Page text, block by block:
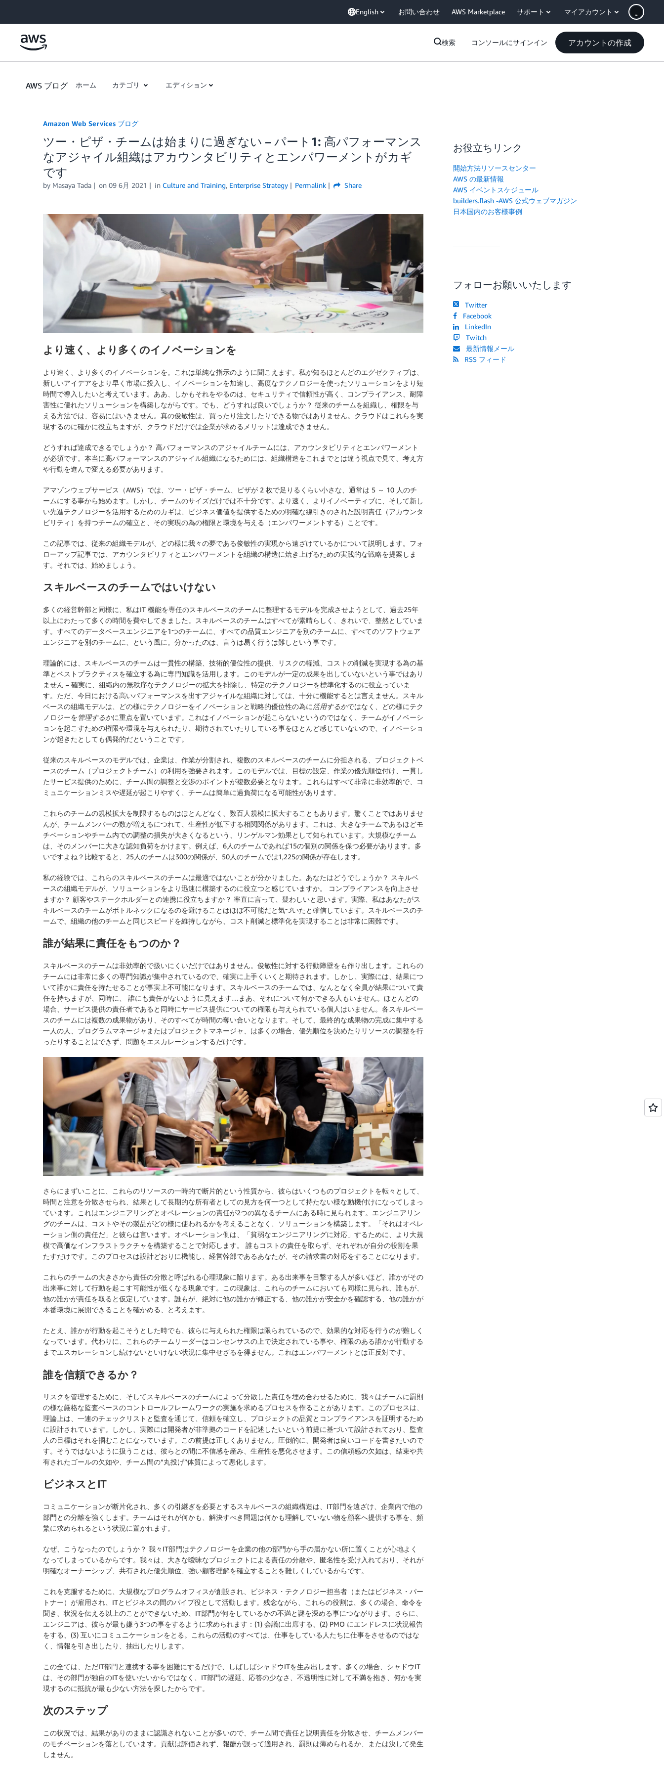
English お問い合わせ AWS Marketplace サポート マイアカウント
検索 コンソールにサインイン アカウントの作成
AWS ブログ ホーム カテゴリ エディション
Amazon Web Services ブログ
ツー・ピザ・チームは始まりに過ぎない – パート1: 高パフォーマンス
なアジャイル組織はアカウンタビリティとエンパワーメントがカギ
です
by Masaya Tada on 09 6月 2021 in Culture and Training, Enterprise Strategy Permalink Share
より速く、より多くのイノベーションを
より速く、より多くのイノベーションを。これは単純な指示のように聞こえます。私が知るほとんどのエグゼクティブは、
新しいアイデアをより早く市場に投入し、イノベーションを加速し、高度なテクノロジーを使ったソリューションをより短
時間で導入したいと考えています。ああ、しかもそれをやるのは、セキュリティで信頼性が高く、コンプライアンス、耐障
害性に優れたソリューションを構築しながらです。でも、どうすれば良いでしょうか？ 従来のチームを組織し、権限を与
える方法では、容易にはいきません。真の俊敏性は、買ったり注文したりできる物ではありません。クラウドはこれらを実
現するのに確かに役立ちますが、クラウドだけでは企業が求めるメリットは達成できません。
どうすれば達成できるでしょうか？ 高パフォーマンスのアジャイルチームには、アカウンタビリティとエンパワーメント
が必須です。本当に高パフォーマンスのアジャイル組織になるためには、組織構造をこれまでとは違う視点で見て、考え方
や行動を進んで変える必要があります。
アマゾンウェブサービス（AWS）では、ツー・ピザ・チーム、ピザが 2 枚で足りるくらい小さな、通常は 5 ～ 10 人のチ
ームにする事から始めます。しかし、チームのサイズだけでは不十分です。より速く、よりイノベーティブに、そして新し
い先進テクノロジーを活用するためのカギは、ビジネス価値を提供するための明確な線引きのされた説明責任（アカウンタ
ビリティ）を持つチームの確立と、その実現の為の権限と環境を与える（エンパワーメントする）ことです。
この記事では、従来の組織モデルが、どの様に我々の夢である俊敏性の実現から遠ざけているかについて説明します。フォ
ローアップ記事では、アカウンタビリティとエンパワーメントを組織の構造に焼き上げるための実践的な戦略を提案しま
す。それでは、始めましょう。
スキルベースのチームではいけない
多くの経営幹部と同様に、私はIT 機能を専任のスキルベースのチームに整理するモデルを完成させようとして、過去25年
以上にわたって多くの時間を費やしてきました。スキルベースのチームはすべてが素晴らしく、きれいで、整然としていま
す。すべてのデータベースエンジニアを1つのチームに、すべての品質エンジニアを別のチームに、すべてのソフトウェア
エンジニアを別のチームに、という風に。分かったのは、言うは易く行うは難しという事です。
理論的には、スキルベースのチームは一貫性の構築、技術的優位性の提供、リスクの軽減、コストの削減を実現する為の基
準とベストプラクティスを確立する為に専門知識を活用します。このモデルが一定の成果を出していないという事ではあり
ません – 確実に、組織内の無秩序なテクノロジーの拡大を排除し、特定のテクノロジーを標準化するのに役立っていま
す。ただ、今日における高いパフォーマンスを出すアジャイルな組織に対しては、十分に機能するとは言えません。スキル
ベースの組織モデルは、どの様にテクノロジーをイノベーションと戦略的優位性の為に 活用するかではなく、どの様にテク
ノロジーを管理するかに重点を置いています。これはイノベーションが起こらないというのではなく、チームがイノベーシ
ョンを起こすための権限や環境を与えられたり、期待されていたりしている事をほとんど感じていないので、イノベーショ
ンが起きたとしても偶発的だということです。
従来のスキルベースのモデルでは、企業は、作業が分割され、複数のスキルベースのチームに分担される、プロジェクトベ
ースのチーム（プロジェクトチーム）の利用を強要されます。このモデルでは、目標の設定、作業の優先順位付け、一貫し
たサービス提供のために、チーム間の調整と交渉のポイントが複数必要となります。これらはすべて非常に非効率的で、コ
ミュニケーションミスや遅延が起こりやすく、チームは簡単に過負荷になる可能性があります。
これらのチームの規模拡大を制限するものはほとんどなく、数百人規模に拡大することもあります。驚くことではありませ
んが、チームメンバーの数が増えるにつれて、生産性が低下する相関関係があります。これは、大きなチームであるほどモ
チベーションやチーム内での調整の損失が大きくなるという、リンゲルマン効果として知られています。大規模なチーム
は、そのメンバーに大きな認知負荷をかけます。例えば、6人のチームであれば15の個別の関係を保つ必要があります。多
いですよね？比較すると、25人のチームは300の関係が、50人のチームでは1,225の関係が存在します。
私の経験では、これらのスキルベースのチームは最適ではないことが分かりました。あなたはどうでしょうか？ スキルベ
ースの組織モデルが、ソリューションをより迅速に構築するのに役立つと感じていますか。 コンプライアンスを向上させ
ますか？ 顧客やステークホルダーとの連携に役立ちますか？ 率直に言って、疑わしいと思います。実際、私はあなたがス
キルベースのチームがボトルネックになるのを避けることはほぼ不可能だと気づいたと確信しています。スキルベースのチ
ームで、組織の他のチームと同じスピードを維持しながら、コスト削減と標準化を実現することは非常に困難です。
誰が結果に責任をもつのか？
スキルベースのチームは非効率的で扱いにくいだけではありません。俊敏性に対する行動障壁をも作り出します。これらの
チームには非常に多くの専門知識が集中されているので、確実に上手くいくと期待されます。しかし、実際には、結果につ
いて誰かに責任を持たせることが事実上不可能になります。スキルベースのチームでは、なんとなく全員が結果について責
任を持ちますが、同時に、 誰にも責任がないように見えます…まあ、それについて何かできる人もいません。ほとんどの
場合、サービス提供の責任者であると同時にサービス提供についての権限も与えられている個人はいません。各スキルベー
スのチームには複数の成果物があり、そのすべてが時間の奪い合いとなります。そして、最終的な成果物の完成に集中する
一人の人、プログラムマネージャまたはプロジェクトマネージャ、は多くの場合、優先順位を決めたりリソースの調整を行
ったりすることはできず、問題をエスカレーションするだけです。
さらにまずいことに、これらのリソースの一時的で断片的という性質から、彼らはいくつものプロジェクトを転々として、
時間と注意を分散させられ、結果として長期的な所有者としての見方を何一つとして持たない様な動機付けになってしまっ
ています。これはエンジニアリングとオペレーションの責任が2つの異なるチームにある時に見られます。エンジニアリン
グのチームは、コストやその製品がどの様に使われるかを考えることなく、ソリューションを構築します。「それはオペレ
ーション側の責任だ」と彼らは言います。オペレーション側は、「貧弱なエンジニアリングに対応」するために、より大規
模で高価なインフラストラクチャを構築することで対応します。 誰もコストの責任を取らず、それぞれが自分の役割を果
たすだけです。このプロセスは設計どおりに機能し、経営幹部であるあなたが、その請求書の対応をすることになります。
これらのチームの大きさから責任の分散と呼ばれる心理現象に陥ります。ある出来事を目撃する人が多いほど、誰かがその
出来事に対して行動を起こす可能性が低くなる現象です。この現象は、これらのチームにおいても同様に見られ、誰もが、
他の誰かが責任を取ると仮定しています。誰もが、絶対に他の誰かが修正する、他の誰かが安全かを確認する、他の誰かが
本番環境に展開できることを確かめる、と考えます。
たとえ、誰かが行動を起こそうとした時でも、彼らに与えられた権限は限られているので、効果的な対応を行うのが難しく
なっています。代わりに、これらのチームリーダーはコンセンサスの上で決定されている事や、権限のある誰かが行動する
までエスカレーションし続けないといけない状況に集中せざるを得ません。これはエンパワーメントとは正反対です。
誰を信頼できるか？
リスクを管理するために、そしてスキルベースのチームによって分散した責任を埋め合わせるために、我々はチームに罰則
の様な厳格な監査ベースのコントロールフレームワークの実施を求めるプロセスを作ることがあります。このプロセスは、
理論上は、一連のチェックリストと監査を通じて、信頼を確立し、プロジェクトの品質とコンプライアンスを証明するため
に設計されています。しかし、実際には開発者が非準拠のコードを記述したいという前提に基づいて設計されており、監査
人の目標はそれを掴むことになっています。この前提は正しくありません。圧倒的に、開発者は良いコードを書きたいので
す。そうではないように扱うことは、彼らとの間に不信感を産み、生産性を悪化させます。この信頼感の欠如は、結束や共
有されたゴールの欠如や、チーム間の”丸投げ”体質によって悪化します。
ビジネスとIT
コミュニケーションが断片化され、多くの引継ぎを必要とするスキルベースの組織構造は、IT部門を遠ざけ、企業内で他の
部門との分離を強くします。チームはそれが何かも、解決すべき問題は何かも理解していない物を顧客へ提供する事を、頻
繁に求められるという状況に置かれます。
なぜ、こうなったのでしょうか？ 我々IT部門はテクノロジーを企業の他の部門から手の届かない所に置くことが心地よく
なってしまっているからです。我々は、大きな曖昧なプロジェクトによる責任の分散や、匿名性を受け入れており、それが
明確なオーナーシップ、共有された優先順位、強い顧客理解を確立することを難しくしているからです。
これを克服するために、大規模なプログラムオフィスが創設され、ビジネス・テクノロジー担当者（またはビジネス・パー
トナー）が雇用され、ITとビジネスの間のパイプ役として活動します。残念ながら、これらの役割は、多くの場合、命令を
聞き、状況を伝える以上のことができないため、IT部門が何をしているかの不満と謎を深める事につながります。さらに、
エンジニアは、彼らが最も嫌う3つの事をするように求められます：(1) 会議に出席する、(2) PMO にエンドレスに状況報告
をする、(3) 互いにコミュニケーションをとる。これらの活動のすべては、仕事をしている人たちに仕事をさせるのではな
く、情報を引き出したり、抽出したりします。
この全ては、ただIT部門と連携する事を困難にするだけで、しばしばシャドウITを生み出します。多くの場合、シャドウIT
は、その部門が独自のITを使いたいからではなく、IT部門の遅延、応答の少なさ、不透明性に対して不満を抱き、何かを実
現するのに抵抗が最も少ない方法を探したからです。
次のステップ
この状況では、結果がありのままに認識されないことが多いので、チーム間で責任と説明責任を分散させ、チームメンバー
のモチベーションを落としています。貢献は評価されず、報酬が誤って適用され、罰則は薄められるか、または決して発生
しません。
お役立ちリンク
開始方法リソースセンター
AWS の最新情報
AWS イベントスケジュール
builders.flash -AWS 公式ウェブマガジン
日本国内のお客様事例
フォローお願いいたします
Twitter
Facebook
LinkedIn
Twitch
最新情報メール
RSS フィード